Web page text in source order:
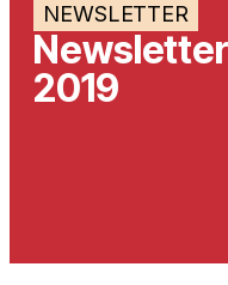
NEWSLETTER
2019